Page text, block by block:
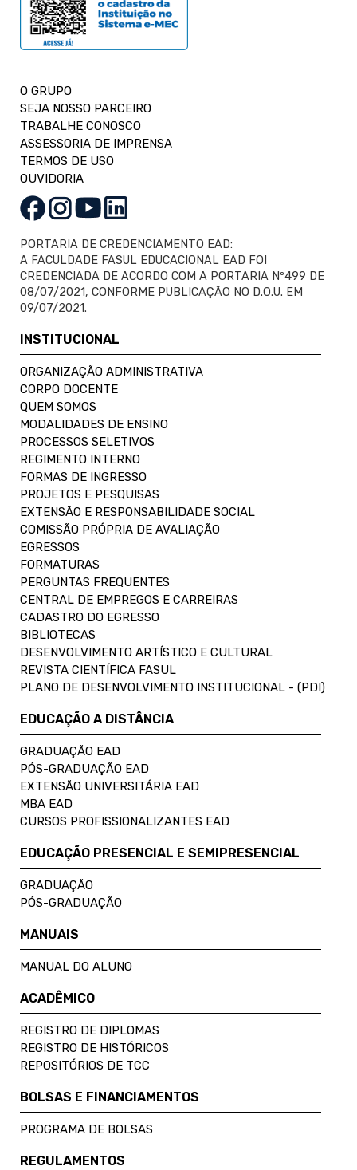
O GRUPO
SEJA NOSSO PARCEIRO
TRABALHE CONOSCO
ASSESSORIA DE IMPRENSA
TERMOS DE USO
OUVIDORIA
PORTARIA DE CREDENCIAMENTO EAD:
A FACULDADE FASUL EDUCACIONAL EAD FOI
CREDENCIADA DE ACORDO COM A PORTARIA Nº499 DE
08/07/2021, CONFORME PUBLICAÇÃO NO D.O.U. EM
09/07/2021.
INSTITUCIONAL
ORGANIZAÇÃO ADMINISTRATIVA
CORPO DOCENTE
QUEM SOMOS
MODALIDADES DE ENSINO
PROCESSOS SELETIVOS
REGIMENTO INTERNO
FORMAS DE INGRESSO
PROJETOS E PESQUISAS
EXTENSÃO E RESPONSABILIDADE SOCIAL
COMISSÃO PRÓPRIA DE AVALIAÇÃO
EGRESSOS
FORMATURAS
PERGUNTAS FREQUENTES
CENTRAL DE EMPREGOS E CARREIRAS
CADASTRO DO EGRESSO
BIBLIOTECAS
DESENVOLVIMENTO ARTÍSTICO E CULTURAL
REVISTA CIENTÍFICA FASUL
PLANO DE DESENVOLVIMENTO INSTITUCIONAL - (PDI)
EDUCAÇÃO A DISTÂNCIA
GRADUAÇÃO EAD
PÓS-GRADUAÇÃO EAD
EXTENSÃO UNIVERSITÁRIA EAD
MBA EAD
CURSOS PROFISSIONALIZANTES EAD
EDUCAÇÃO PRESENCIAL E SEMIPRESENCIAL
GRADUAÇÃO
PÓS-GRADUAÇÃO
MANUAIS
MANUAL DO ALUNO
ACADÊMICO
REGISTRO DE DIPLOMAS
REGISTRO DE HISTÓRICOS
REPOSITÓRIOS DE TCC
BOLSAS E FINANCIAMENTOS
PROGRAMA DE BOLSAS
REGULAMENTOS